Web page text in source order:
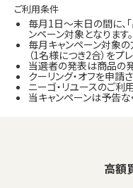
ご利用条件
毎月1日～末日の間に、
ンペーン対象となります。
毎月キャンペーン対象
（1名様につき2合）をプ
当選者の発表は商品の
クーリング・オフを申請
ニーゴ・リユースのご利
当キャンペーンは予告な
高額